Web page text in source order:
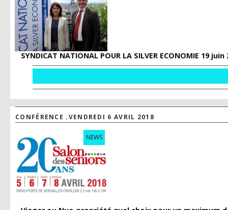
SYNDICAT NATIONAL POUR LA SILVER ECONOMIE 19 juin
CONFÉRENCE .VENDREDI 6 AVRIL 2018
NEWS